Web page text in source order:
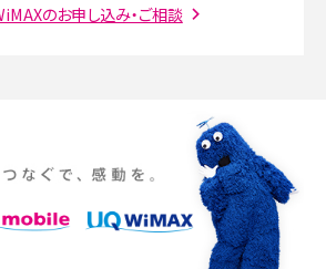
と、注意点や届かない時の対処法を解説
3世代）の違いは？サイズやスペックを比較して解説
底比較！スペック・機能の違いをわかりやすく紹介
を比較！価格・サイズ・カメラ性能の違いを徹底解説
のお申し込み・ご相談